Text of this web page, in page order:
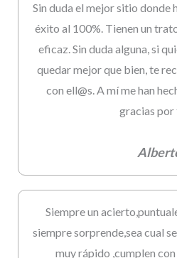
Sin duda el mejor sitio donde
éxito al 100%. Tienen un
eficaz. Sin duda alguna, si
quedar mejor que bien, te
con ell@s. A mí me han
gracias por
Siempre un
siempre sorprende,sea cual
muy rápido ,cumplen